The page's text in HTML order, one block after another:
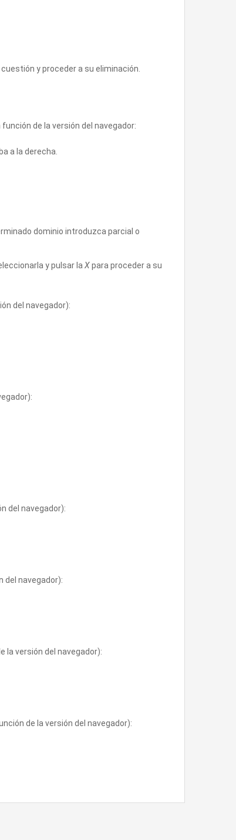
y proceder a su eliminación.
de la versión del navegador:
a la derecha.
dominio introduzca parcial o
y pulsar la Xpara proceder a su
del navegador):
del navegador):
del navegador):
la versión del navegador):
de la versión del navegador):